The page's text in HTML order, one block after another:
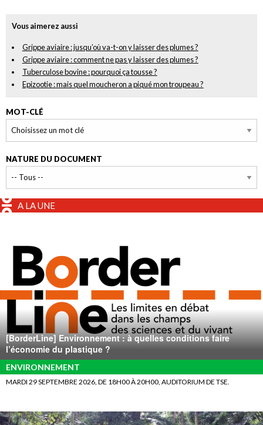
Vous aimerez aussi
Grippe aviaire : jusqu’où va-t-on y laisser des plumes ?
Grippe aviaire : comment ne pas y laisser des plumes ?
Tuberculose bovine : pourquoi ça tousse ?
Epizootie : mais quel moucheron a piqué mon troupeau ?
MOT-CLÉ
NATURE DU DOCUMENT
A LA UNE
[BorderLine] Environnement : à quelles conditions faire
l’économie du plastique ?
ENVIRONNEMENT
MARDI 29 SEPTEMBRE 2026, DE 18H00 À 20H00, AUDITORIUM DE TSE.